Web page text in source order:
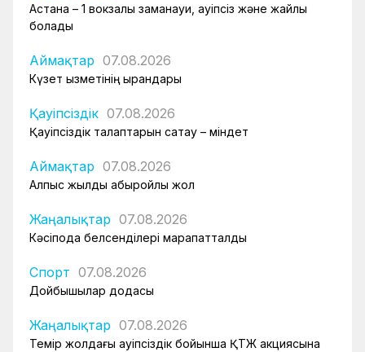
Астана – 1 вокзалы заманауи, қауіпсіз және жайлы
болады
Аймақтар 07.08.2026
Күзет қызметінің қырандары
Қауіпсіздік 07.08.2026
Қауіпсіздік талаптарын сақтау – міндет
Аймақтар 07.08.2026
Алпыс жылдық абыройлы жол
Жаңалықтар 07.08.2026
Кәсіподақ белсенділері марапатталды
Спорт 07.08.2026
Дойбышылар додасы
Жаңалықтар 07.08.2026
Темір жолдағы қауіпсіздік бойынша ҚТЖ акциясына